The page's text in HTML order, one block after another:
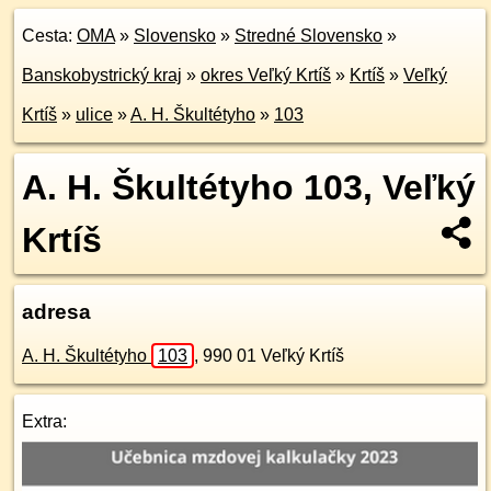
Cesta: OMA» Slovensko » Stredné Slovensko »
Banskobystrický kraj » okres Veľký Krtíš » Krtíš » Veľký
Krtíš » ulice »A. H. Škultétyho » 103
A. H. Škultétyho 103, Veľký
Krtíš
adresa
A. H. Škultétyho 103 , 990 01 Veľký Krtíš
Extra: